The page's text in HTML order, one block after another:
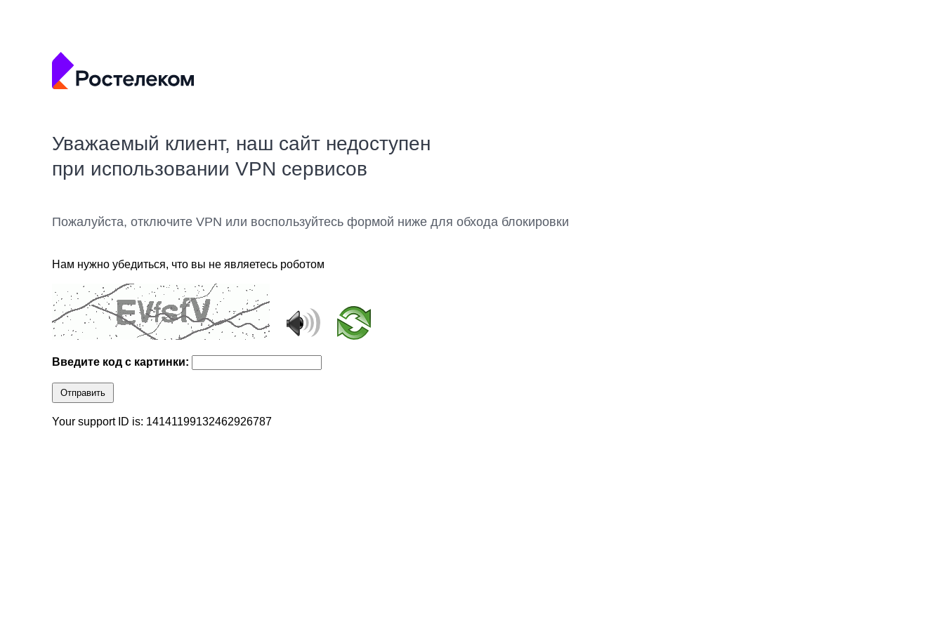
Уважаемый клиент, наш сайт недоступен
при использовании VPN сервисов
Пожалуйста, отключите VPN или воспользуйтесь формой ниже для обхода блокировки
Нам нужно убедиться, что вы не являетесь роботом
Введите код с картинки:
Отправить
Your support ID is: 14141199132462926787